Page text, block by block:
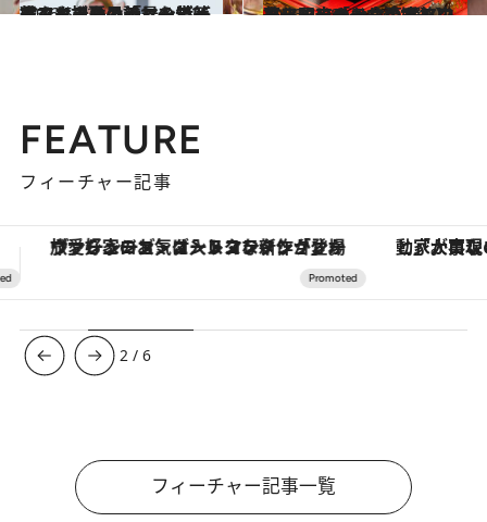
2026.5.12
甘くとろける「マンゴーアフタヌーンティー」3選。ホテルの絶景＆特等席で、初夏の訪れを告げるマンゴー尽くしのティータイムを！
旅＆お出かけ 2026.4.28
【三国志テーマのアフタヌーンティーも登場！】進化するホテルの本格中華＆和の「お食事系アフタヌーンティー」3選
旅＆お出かけ
FEATURE
フィーチャー記事
「大事なのは地域の意識を変えること」。ロレックス賞受賞の自然保護活動家が実現させたナイジェリアの自然環境の復活 【銀座で出合う最旬美容】美髪ケアや上質
3 /6
フィーチャー記事一覧